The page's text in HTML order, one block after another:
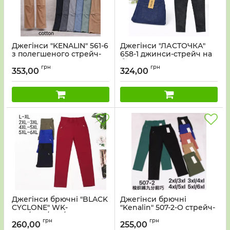
Джегінси "KENALIN" 561-6
з полегшеного стрейч-
+низ на кулісці +спереду
(48-50),5XL-(50-52), 6XL-
(52-54), 7XL-(54-56)
353,00 грн
Джегінси "ЛАСТОЧКА"
658-1 джинси-стрейч на
байці р. 5XL-(54-56), 6XL-
(56-58) -уп. 1 шт
324,00 грн
Джегінси брючні "BLACK
CYCLONE" WK-
1028/1030/1031/1032
стрейч-cotton, спереду і
260,00 грн
Джегінси брючні
"Kenalin" 507-2-О стрейч-
кишені, р. 4XL/5XL-(52-54),
255,00 грн